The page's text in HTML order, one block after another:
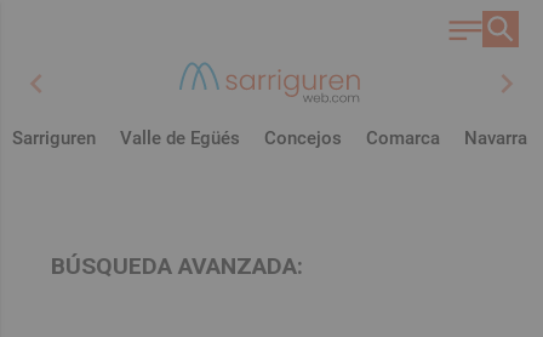
chevron_left chevron_right
Sarriguren Valle de Egüés Concejos Comarca Navarra
BÚSQUEDA AVANZADA: